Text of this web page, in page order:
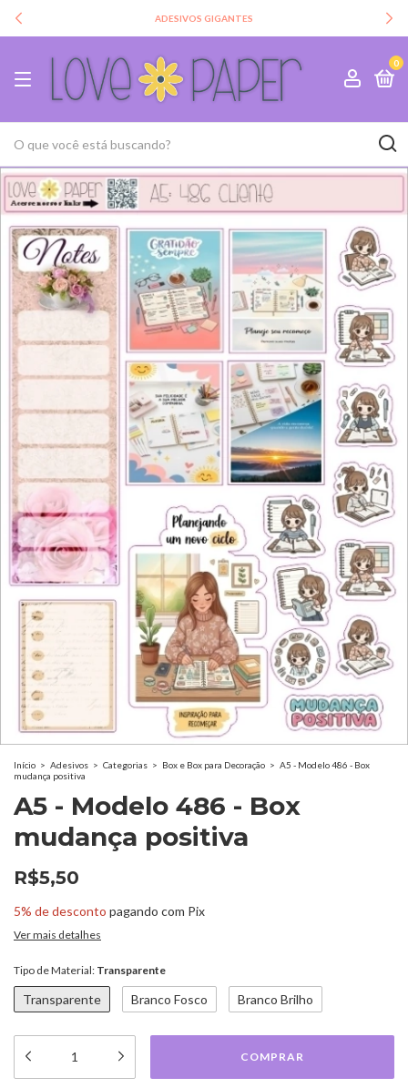
ADESIVOS GIGANTES
0
Início > Adesivos > Categorias > Box e Box para Decoração > A5 - Modelo 486 - Box
mudança positiva
A5 - Modelo 486 - Box
mudança positiva
R$5,50
5% de desconto pagando com Pix
Ver mais detalhes
Tipo de Material: Transparente
Transparente Branco Fosco Branco Brilho